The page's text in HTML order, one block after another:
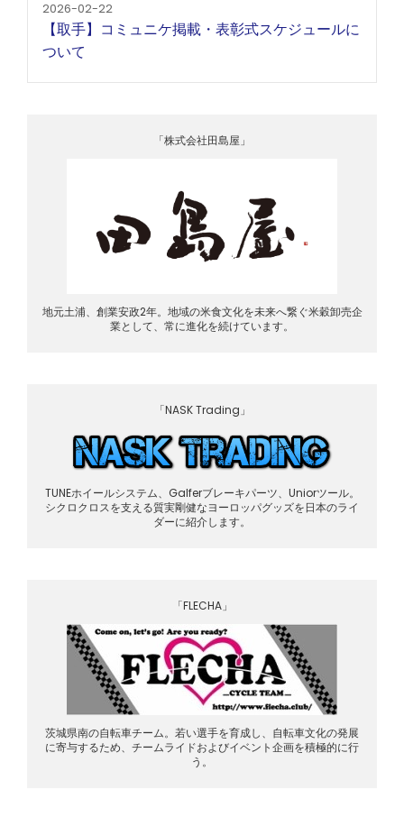
2026-02-22
【取手】コミュニケ掲載・表彰式スケジュールに
ついて
「株式会社田島屋」
地元土浦、創業安政2年。地域の米食文化を未来へ繋ぐ米穀卸売企
業として、常に進化を続けています。
「NASK Trading」
TUNEホイールシステム、Galferブレーキパーツ、Uniorツール。
シクロクロスを支える質実剛健なヨーロッパグッズを日本のライ
ダーに紹介します。
「FLECHA」
茨城県南の自転車チーム。若い選手を育成し、自転車文化の発展
に寄与するため、チームライドおよびイベント企画を積極的に行
う。